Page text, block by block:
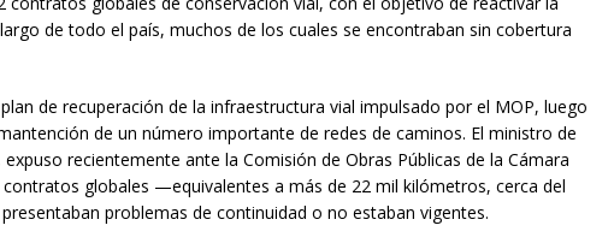
de todo el país, muchos de los cuales se encontraban sin cobertura
de recuperación de la infraestructura vial impulsado por el MOP, luego
de un número importante de redes de caminos. El ministro de
recientemente ante la Comisión de Obras Públicas de la Cámara
globales —equivalentes a más de 22 mil kilómetros, cerca del
problemas de continuidad o no estaban vigentes.